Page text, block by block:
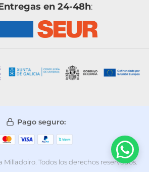
en 24-48h:
Pago seguro:
Todos los derechos reservados.